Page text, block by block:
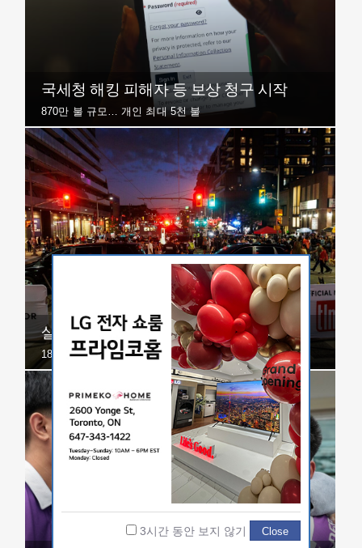
국세청 해킹 피해자 등 보상 청구 시작
870만 불 규모… 개인 최대 5천 불
살사축제 총격 용의자 기소
18세 남성 2명 1급 살인 혐의 적용
3시간 동안 보지 않기 Close